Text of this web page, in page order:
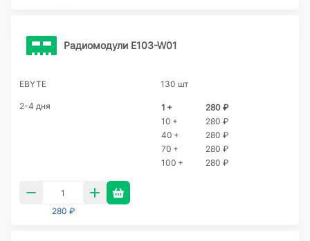
Радиомодули E103-W01
EBYTE 130 шт
2-4 дня 1 +
280 ₽
10 +
280 ₽
40 +
280 ₽
70 +
280 ₽
100 +
280 ₽
280 ₽